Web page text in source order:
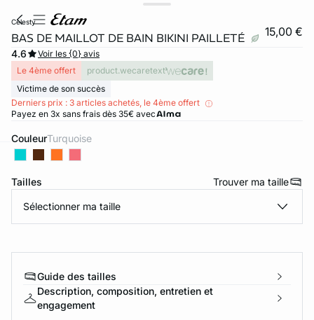
celesty
BAS DE MAILLOT DE BAIN BIKINI PAILLETÉ 15,00 €
4.6
Voir les {0} avis
Le 4ème offert
product.wecaretext
Victime de son succès
Derniers prix : 3 articles achetés, le 4ème offert
Payez en 3x sans frais dès 35€ avec
Couleur turquoise
Tailles Trouver ma taille
Sélectionner ma taille
Guide des tailles
Description, composition, entretien et
engagement